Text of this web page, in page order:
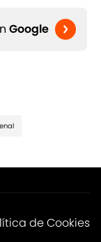
Google
de Cookies